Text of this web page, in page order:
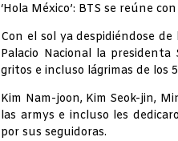
‘Hola México’: BTS se reúne
Con el sol ya despidiéndose
Palacio Nacional la
gritos e incluso lágrimas de los
Kim Nam-joon, Kim Seok-jin,
las armys e incluso les
por sus seguidoras.